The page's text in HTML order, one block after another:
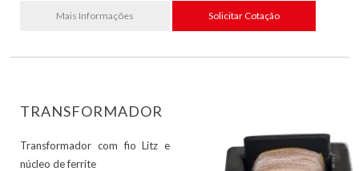
Mais Informações Solicitar Cotação
TRANSFORMADOR
Transformador com fio Litz e
núcleo de ferrite